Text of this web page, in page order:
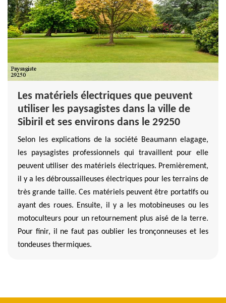
Les matériels électriques que peuvent
utiliser les paysagistes dans la ville de
Sibiril et ses environs dans le 29250
Selon les explications de la société Beaumann elagage,
les paysagistes professionnels qui travaillent pour elle
peuvent utiliser des matériels électriques. Premièrement,
il y a les débroussailleuses électriques pour les terrains de
très grande taille. Ces matériels peuvent être portatifs ou
ayant des roues. Ensuite, il y a les motobineuses ou les
motoculteurs pour un retournement plus aisé de la terre.
Pour finir, il ne faut pas oublier les tronçonneuses et les
tondeuses thermiques.